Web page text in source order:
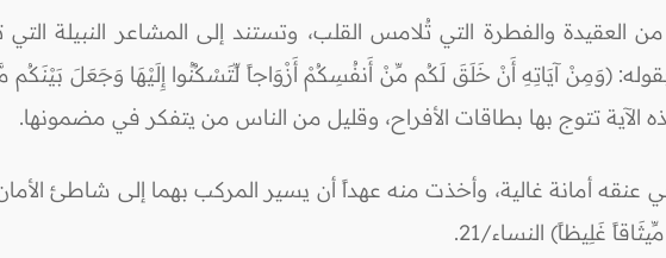
والفطرة التي تُلامس القلب، وتستند إلى المشاعر النبيلة التي
(وَمِنْ آيَاتِهِ أَنْ خَلَقَ لَكُم مِّنْ أَنفُسِكُمْ أَزْوَاجاً لِّتَسْكُنُوا إِلَيْهَا وَجَعَلَ
أمانة غالية، وأخذت منه عهداً أن يسير المركب بهما إلى شاطئ
غَلِيظاً) النساء/21.